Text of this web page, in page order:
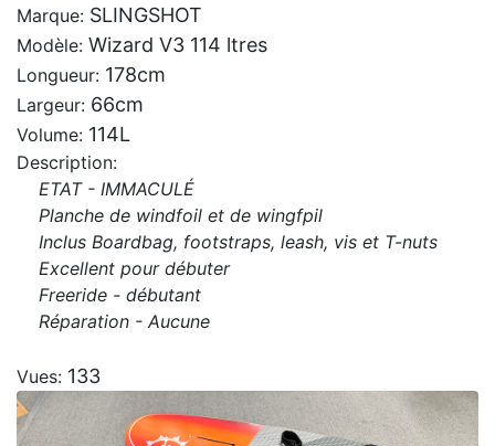
Marque: SLINGSHOT
Modèle: Wizard V3 114 ltres
Longueur: 178cm
Largeur: 66cm
Volume: 114L
Description:
ETAT - IMMACULÉ
Planche de windfoil et de wingfpil
Inclus Boardbag, footstraps, leash, vis et T-nuts
Excellent pour débuter
Freeride - débutant
Réparation - Aucune
Vues: 133